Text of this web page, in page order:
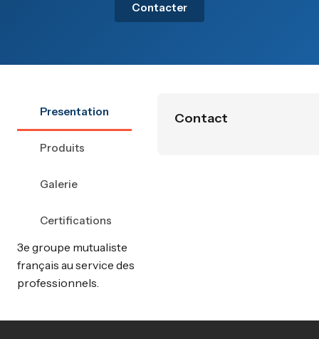
Contacter
Presentation
Produits
Galerie
Certifications
3e groupe mutualiste
français au service des
professionnels.
Contact